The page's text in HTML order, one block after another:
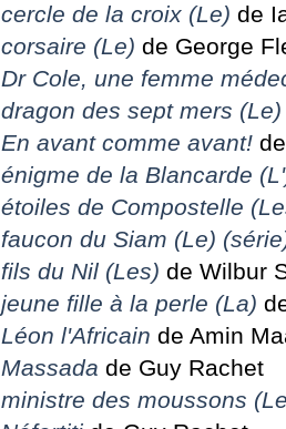
cercle de la croix (Le) de
corsaire (Le) de George
Dr Cole, une femme
dragon des sept mers (Le)
En avant comme avant!de
énigme de la Blancarde
étoiles de Compostelle
faucon du Siam (Le)
fils du Nil (Les) de Wilbur
jeune fille à la perle (La)
Léon l'Africain de Amin
Massada de Guy Rachet
ministre des moussons